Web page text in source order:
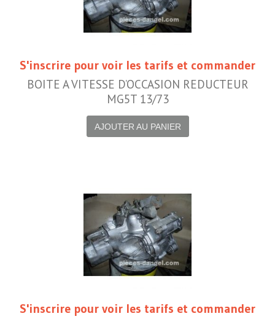
S'inscrire pour voir les tarifs et commander
BOITE A VITESSE D’OCCASION REDUCTEUR
MG5T 13/73
AJOUTER AU PANIER
S'inscrire pour voir les tarifs et commander